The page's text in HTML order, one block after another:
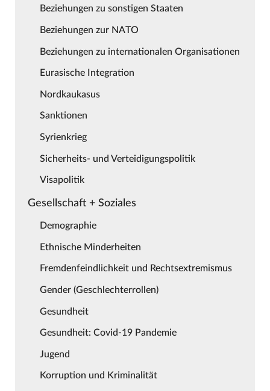
Beziehungen zu sonstigen Staaten
Beziehungen zur NATO
Beziehungen zu internationalen Organisationen
Eurasische Integration
Nordkaukasus
Sanktionen
Syrienkrieg
Sicherheits- und Verteidigungspolitik
Visapolitik
Gesellschaft + Soziales
Demographie
Ethnische Minderheiten
Fremdenfeindlichkeit und Rechtsextremismus
Gender (Geschlechterrollen)
Gesundheit
Gesundheit: Covid-19 Pandemie
Jugend
Korruption und Kriminalität